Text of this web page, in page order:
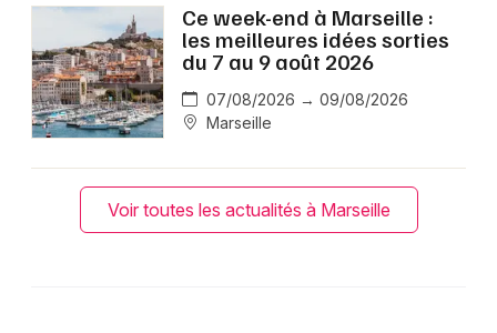
Ce week-end à Marseille :
les meilleures idées sorties
du 7 au 9 août 2026
07/08/2026 → 09/08/2026
Marseille
Voir toutes les actualités à Marseille